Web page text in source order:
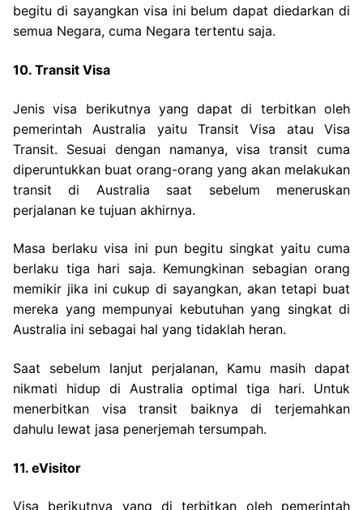
begitu di sayangkan visa ini belum dapat diedarkan di
semua Negara, cuma Negara tertentu saja.
10. Transit Visa
Jenis visa berikutnya yang dapat di terbitkan oleh
pemerintah Australia yaitu Transit Visa atau Visa
Transit. Sesuai dengan namanya, visa transit cuma
diperuntukkan buat orang-orang yang akan melakukan
transit di Australia saat sebelum meneruskan
perjalanan ke tujuan akhirnya.
Masa berlaku visa ini pun begitu singkat yaitu cuma
berlaku tiga hari saja. Kemungkinan sebagian orang
memikir jika ini cukup di sayangkan, akan tetapi buat
mereka yang mempunyai kebutuhan yang singkat di
Australia ini sebagai hal yang tidaklah heran.
Saat sebelum lanjut perjalanan, Kamu masih dapat
nikmati hidup di Australia optimal tiga hari. Untuk
menerbitkan visa transit baiknya di terjemahkan
dahulu lewat jasa penerjemah tersumpah.
11. eVisitor
Visa berikutnya yang di terbitkan oleh pemerintah